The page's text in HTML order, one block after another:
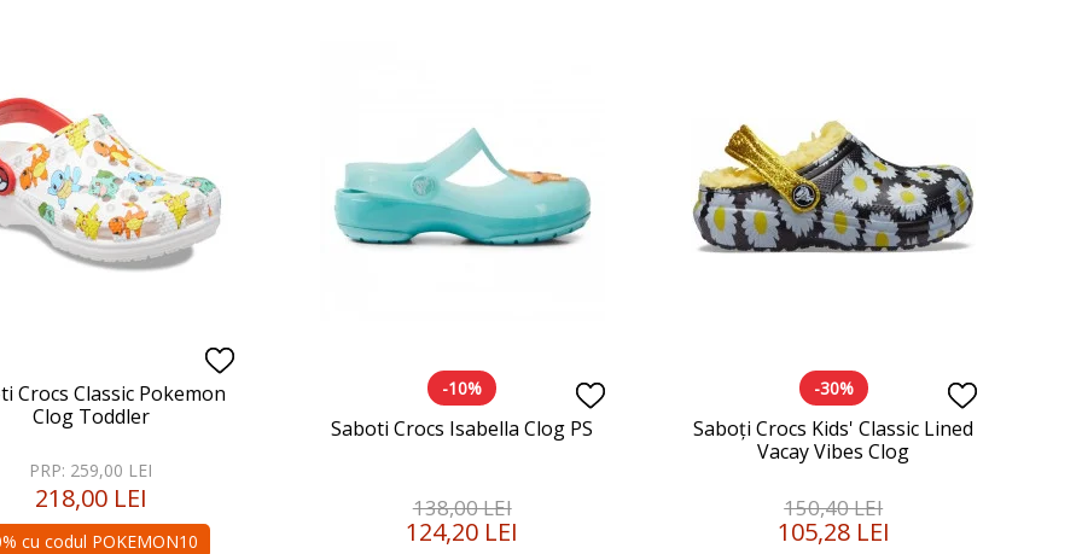
Crocs Classic Pokemon
Clog Toddler
PRP: 259,00 LEI
218,00 LEI
cu codul POKEMON10
-10%
Saboti Crocs Isabella Clog PS
138,00 LEI
124,20 LEI
-30%
Saboți Crocs Kids' Classic Lined
Vacay Vibes Clog
150,40 LEI
105,28 LEI